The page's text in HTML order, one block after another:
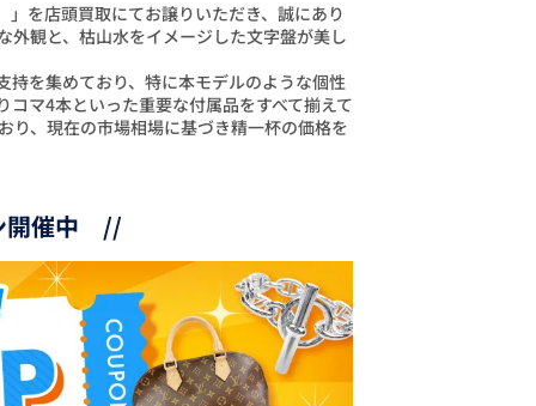
を店頭買取にてお譲りいただき、誠にあり
外観と、枯山水をイメージした文字盤が美し
持を集めており、特に本モデルのような個性
マ4本といった重要な付属品をすべて揃えて
り、現在の市場相場に基づき精一杯の価格を
開催中 //